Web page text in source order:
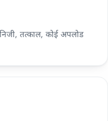
तत्काल, कोई अपलोड